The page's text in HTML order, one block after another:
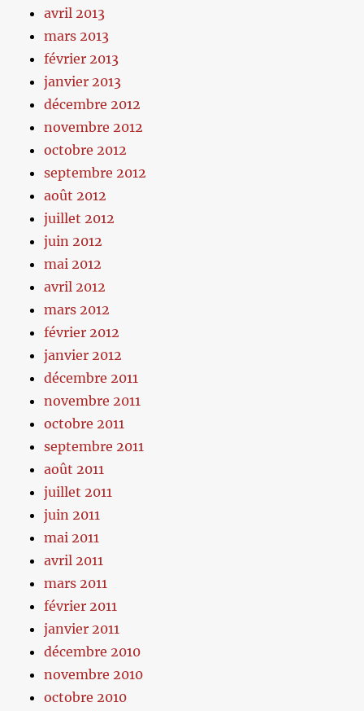
avril 2013
mars 2013
février 2013
janvier 2013
décembre 2012
novembre 2012
octobre 2012
septembre 2012
août 2012
juillet 2012
juin 2012
mai 2012
avril 2012
mars 2012
février 2012
janvier 2012
décembre 2011
novembre 2011
octobre 2011
septembre 2011
août 2011
juillet 2011
juin 2011
mai 2011
avril 2011
mars 2011
février 2011
janvier 2011
décembre 2010
novembre 2010
octobre 2010